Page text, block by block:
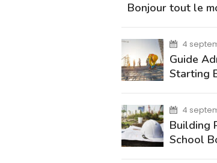
Bonjour tout le
4
Guide
Starting
4
Building
School